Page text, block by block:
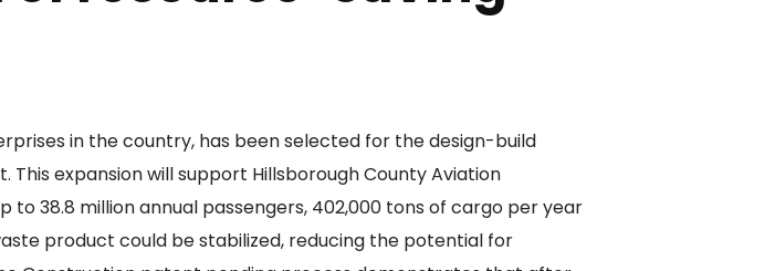
in the country, has been selected for the design-build
expansion will support Hillsborough County Aviation
38.8 million annual passengers, 402,000 tons of cargo per year
product could be stabilized, reducing the potential for